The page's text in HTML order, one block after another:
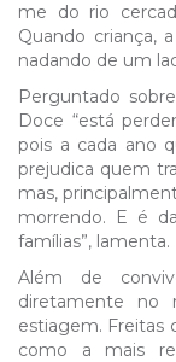
me do rio
Quando criança,
nadando de um
Perguntado
Doce “está
pois a cada ano
prejudica quem
mas,
morrendo. E é
famílias”, lamenta.
Além de
diretamente no
estiagem. Freitas
como a mais